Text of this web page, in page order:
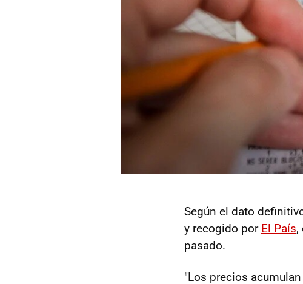
Según el dato
y recogido por El País,
pasado.
"Los precios